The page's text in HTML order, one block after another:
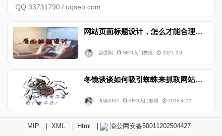
QQ:33731790 / uqseo.com
网站页面标题设计，怎么才能合理化
赵彦刚 SEO入门教程 2021-2-9
冬镜谈谈如何吸引蜘蛛来抓取网站页面
冬镜SEO SEO入门教程 2018-4-22
MIP ｜ XML ｜ Html
渝公网安备50011202504427